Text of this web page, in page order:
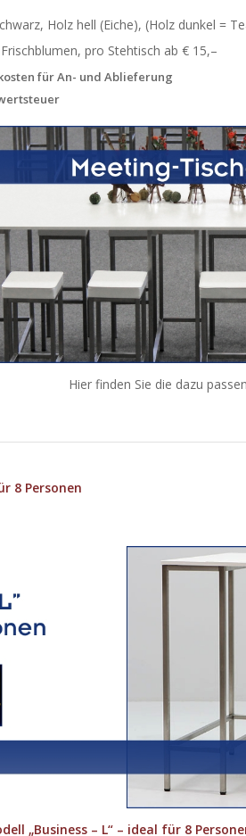
Holz hell (Eiche), (Holz dunkel =
pro Stehtisch ab € 15,–
für An- und Ablieferung
Hier finden Sie die dazu
8 Personen
„Business – L“ – ideal für 8